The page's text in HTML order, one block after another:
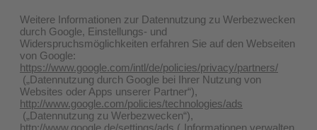
Weitere Informationen zur Datennutzung zu Werbezwecken
durch Google, Einstellungs- und
Widerspruchsmöglichkeiten erfahren Sie auf den Webseiten
von Google:
https://www.google.com/intl/de/policies/privacy/partners/
(„Datennutzung durch Google bei Ihrer Nutzung von
Websites oder Apps unserer Partner“),
http://www.google.com/policies/technologies/ads
(„Datennutzung zu Werbezwecken“),
http://www.google.de/settings/ads („Informationen verwalten,